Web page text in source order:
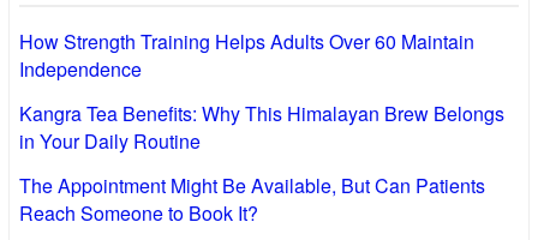
How Strength Training Helps Adults Over 60 Maintain
Independence
Kangra Tea Benefits: Why This Himalayan Brew Belongs
in Your Daily Routine
The Appointment Might Be Available, But Can Patients
Reach Someone to Book It?